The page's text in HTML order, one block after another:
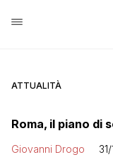
ATTUALITÀ
Roma, il piano di
Giovanni Drogo